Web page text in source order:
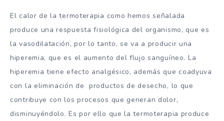
El calor de la termoterapia como hemos señalada
produce una respuesta fisiológica del organismo, que es
la vasodilatación, por lo tanto, se va a producir una
hiperemia, que es el aumento del flujo sanguíneo. La
hiperemia tiene efecto analgésico, además que coadyuva
con la eliminación de productos de desecho, lo que
contribuye con los procesos que generan dolor,
disminuyéndolo. Es por ello que la termoterapia produce